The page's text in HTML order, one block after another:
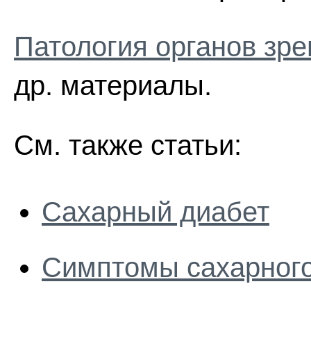
Патология органов
др. материалы.
См. также статьи:
Сахарный диабет
Симптомы